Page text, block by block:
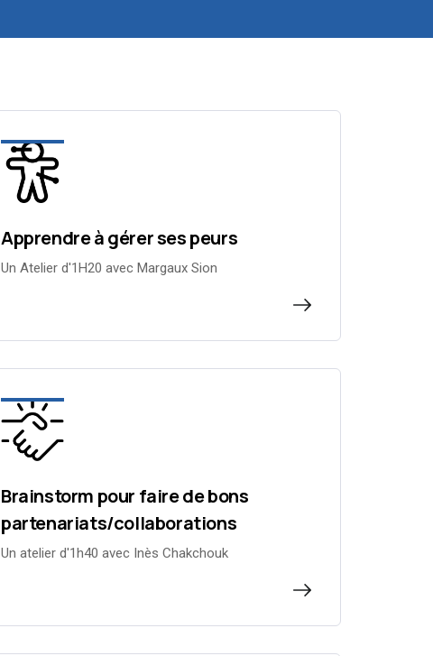
Apprendre à gérer ses peurs
Un Atelier d'1H20 avec Margaux Sion
Brainstorm pour faire de bons
partenariats/collaborations
Un atelier d'1h40 avec Inès Chakchouk